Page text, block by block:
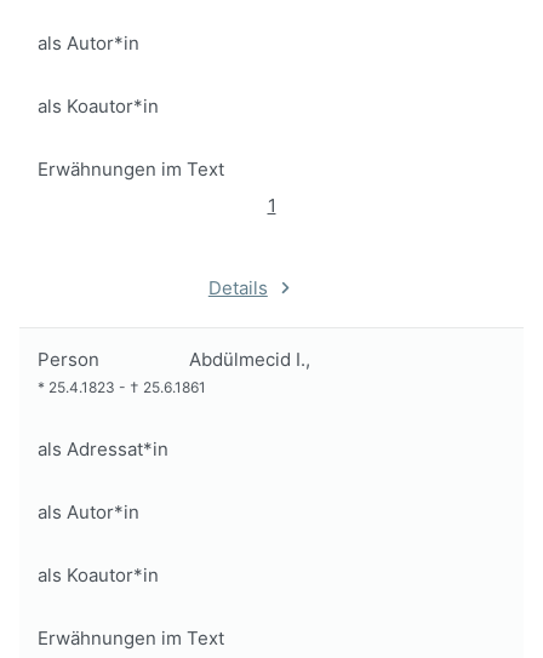
als Autor*in
als Koautor*in
Erwähnungen im Text
1
Details
Person Abdülmecid I.,
* 25.4.1823 - † 25.6.1861
als Adressat*in
als Autor*in
als Koautor*in
Erwähnungen im Text